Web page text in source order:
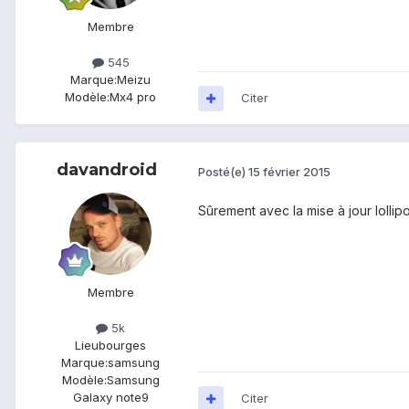
Membre
545
Marque:Meizu
Modèle:Mx4 pro Citer
davandroid
Membre
5k
Lieubourges
Marque:samsung
Modèle:Samsung
Galaxy note9
Posté(e) 15 février 2015
Sûrement avec la mise à jour
Citer